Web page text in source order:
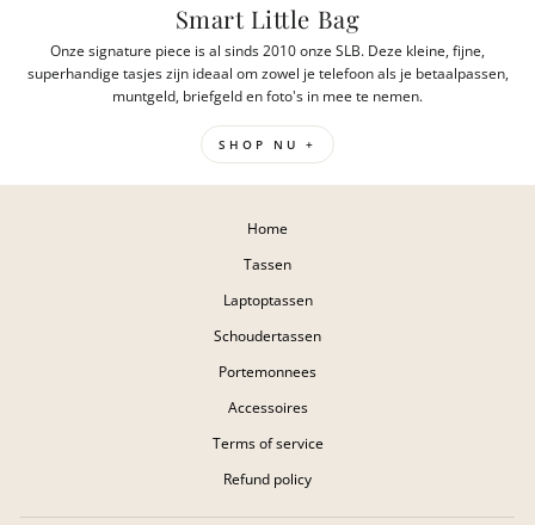
Smart Little Bag
Onze signature piece is al sinds 2010 onze SLB. Deze kleine, fijne,
superhandige tasjes zijn ideaal om zowel je telefoon als je betaalpassen,
muntgeld, briefgeld en foto's in mee te nemen.
SHOP NU +
Home
Tassen
Laptoptassen
Schoudertassen
Portemonnees
Accessoires
Terms of service
Refund policy